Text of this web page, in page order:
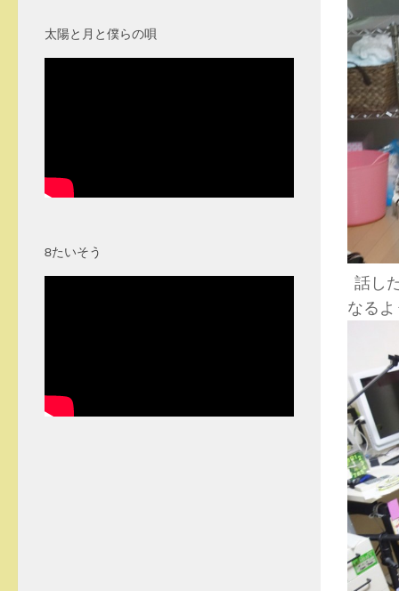
話し
なる
太陽と月と僕らの唄
8たいそう